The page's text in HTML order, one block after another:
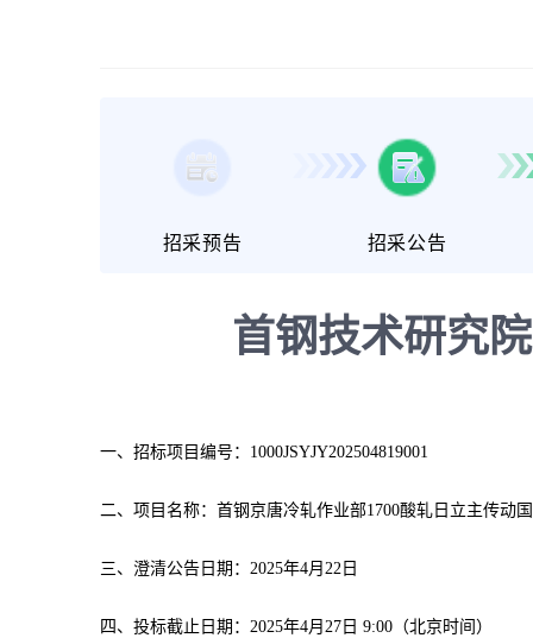
招采预告 招采公告
首钢技术研究
一、招标项目编号： 1000JSYJY202504819001
二、项目名称：首钢京唐冷轧作业部1700酸轧日立主传动
三、澄清公告日期：2025年4月22日
四、投标截止日期：2025年4月27日 9:00（北京时间）